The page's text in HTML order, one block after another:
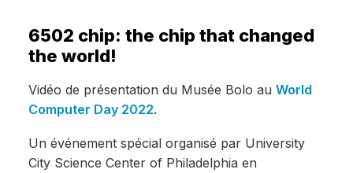
6502 chip: the chip that changed
the world!
Vidéo de présentation du Musée Bolo au World
Computer Day 2022.
Un événement spécial organisé par University
City Science Center of Philadelphia en